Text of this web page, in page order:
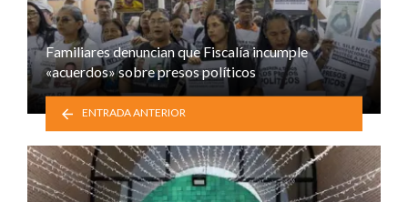
Familiares denuncian que Fiscalía incumple
«acuerdos» sobre presos políticos
ENTRADA ANTERIOR